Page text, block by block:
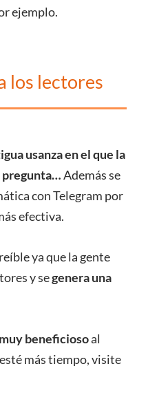
ejemplo.
los lectores
usanza en el que la
pregunta…Además se
con Telegram por
efectiva.
ya que la gente
y segenera una
beneficiosoal
más tiempo, visite